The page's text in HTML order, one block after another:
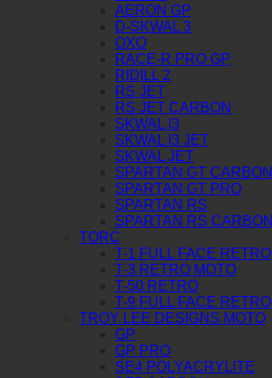
AERON GP
D-SKWAL 3
OXO
RACE-R PRO GP
RIDILL 2
RS JET
RS JET CARBON
SKWAL I3
SKWAL I3 JET
SKWAL JET
SPARTAN GT CARBON
SPARTAN GT PRO
SPARTAN RS
SPARTAN RS CARBON
TORC
T-1 FULL FACE RETRO
T-3 RETRO MOTO
T-50 RETRO
T-9 FULL FACE RETRO
TROY LEE DESIGNS MOTO
GP
GP PRO
SE4 POLYACRYLITE